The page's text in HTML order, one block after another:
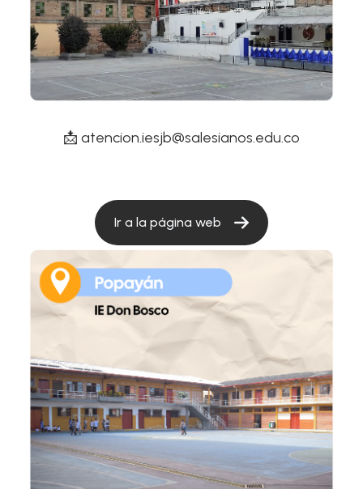
📩 atencion.iesjb@salesianos.edu.co
Ir a la página web